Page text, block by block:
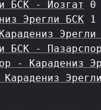
БСК - Йозгат
0
Эрегли БСК 1
Эрегли
БСК - Пазарспор
- Карадениз